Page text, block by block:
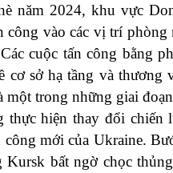
năm 2024, khu vực
công vào các vị trí
cuộc tấn công bằng
cơ sở hạ tầng và thương
một trong những giai
thực hiện thay đổi chiến
công mới của Ukraine.
Kursk bất ngờ chọc